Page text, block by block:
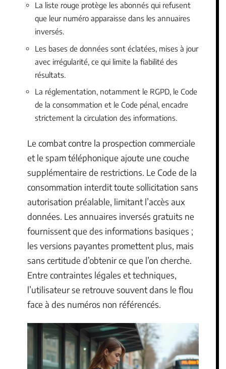
La liste rouge protège les abonnés qui refusent
que leur numéro apparaisse dans les annuaires
inversés.
Les bases de données sont éclatées, mises à jour
avec irrégularité, ce qui limite la fiabilité des
résultats.
La réglementation, notamment le RGPD, le Code
de la consommation et le Code pénal, encadre
strictement la circulation des informations.
Le combat contre la prospection commerciale
et le spam téléphonique ajoute une couche
supplémentaire de restrictions. Le Code de la
consommation interdit toute sollicitation sans
autorisation préalable, limitant l’accès aux
données. Les annuaires inversés gratuits ne
fournissent que des informations basiques ;
les versions payantes promettent plus, mais
sans certitude d’obtenir ce que l’on cherche.
Entre contraintes légales et techniques,
l’utilisateur se retrouve souvent dans le flou
face à des numéros non référencés.